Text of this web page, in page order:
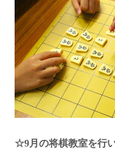
☆9月の将棋教室を行